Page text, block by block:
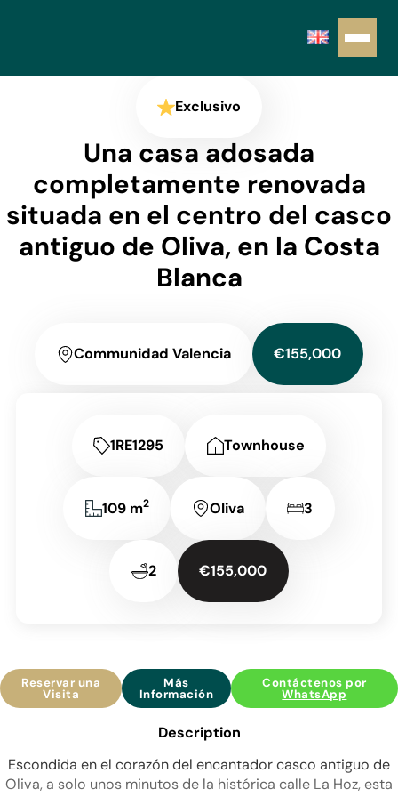
Exclusivo
Una casa adosada
completamente renovada
situada en el centro del casco
antiguo de Oliva, en la Costa
Blanca
Communidad Valencia €155,000
1RE1295 Townhouse
109 m2 Oliva 3
2 €155,000
Reservar una
Visita
Más
Información
Contáctenos por
WhatsApp
Description
Escondida en el corazón del encantador casco antiguo de
Oliva, a solo unos minutos de la histórica calle La Hoz, esta